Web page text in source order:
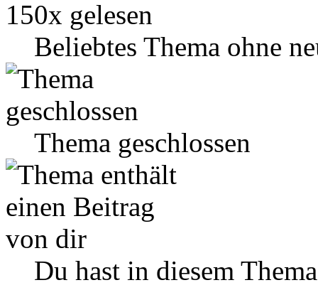
Beliebtes Thema ohne
Thema geschlossen
Du hast in diesem